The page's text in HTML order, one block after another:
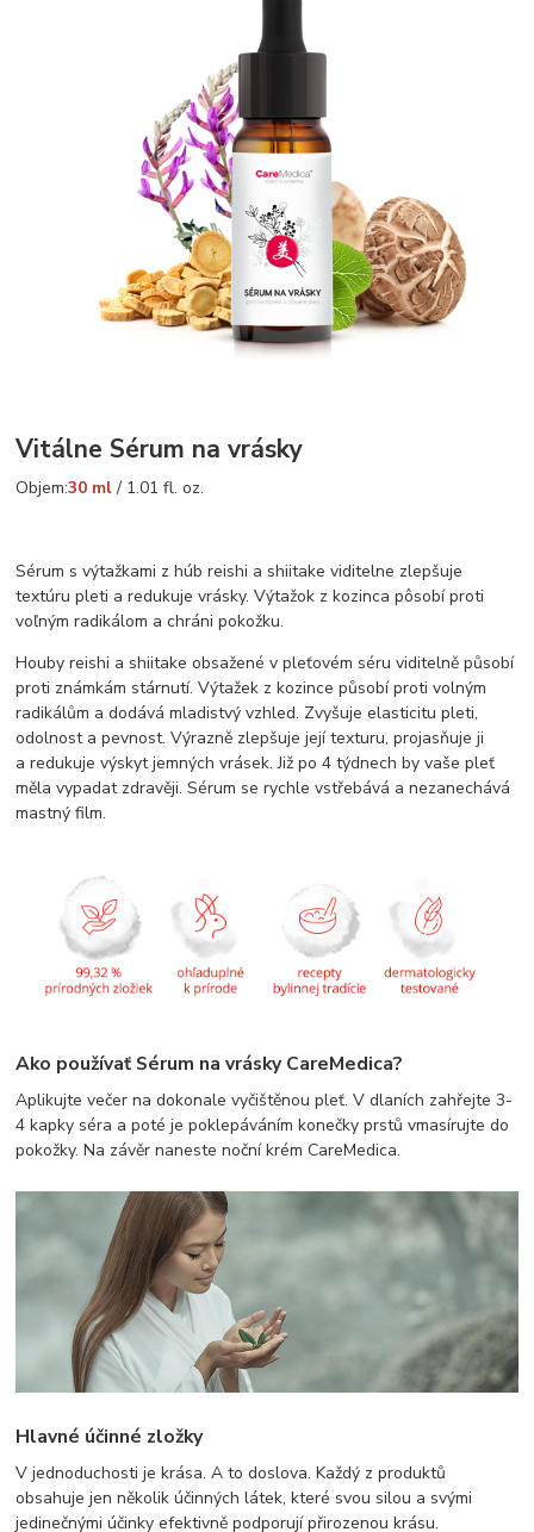
Vitálne Sérum na vrásky
Objem:30 ml/ 1.01 fl. oz.
Sérum s výtažkami z húb reishi a shiitake viditelne zlepšuje
textúru pleti a redukuje vrásky. Výtažok z kozinca pôsobí proti
voľným radikálom a chráni pokožku.
Houby reishi a shiitake obsažené v pleťovém séru viditelně působí
proti známkám stárnutí. Výtažek z kozince působí proti volným
radikálům a dodává mladistvý vzhled. Zvyšuje elasticitu pleti,
odolnost a pevnost. Výrazně zlepšuje její texturu, projasňuje ji
a redukuje výskyt jemných vrásek. Již po 4 týdnech by vaše pleť
měla vypadat zdravěji. Sérum se rychle vstřebává a nezanechává
mastný film.
Ako používať Sérum na vrásky CareMedica?
Aplikujte večer na dokonale vyčištěnou pleť. V dlaních zahřejte 3-
4 kapky séra a poté je poklepáváním konečky prstů vmasírujte do
pokožky. Na závěr naneste noční krém CareMedica.
Hlavné účinné zložky
V jednoduchosti je krása. A to doslova. Každý z produktů
obsahuje jen několik účinných látek, které svou silou a svými
jedinečnými účinky efektivně podporují přirozenou krásu.